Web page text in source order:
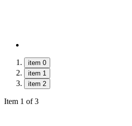
item 0
item 1
item 2
Item 1 of 3